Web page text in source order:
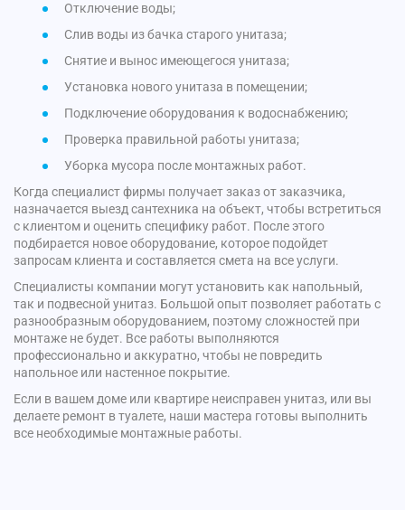
Отключение воды;
Слив воды из бачка старого унитаза;
Снятие и вынос имеющегося унитаза;
Установка нового унитаза в помещении;
Подключение оборудования к водоснабжению;
Проверка правильной работы унитаза;
Уборка мусора после монтажных работ.
Когда специалист фирмы получает заказ от заказчика,
назначается выезд сантехника на объект, чтобы встретиться
с клиентом и оценить специфику работ. После этого
подбирается новое оборудование, которое подойдет
запросам клиента и составляется смета на все услуги.
Специалисты компании могут установить как напольный,
так и подвесной унитаз. Большой опыт позволяет работать с
разнообразным оборудованием, поэтому сложностей при
монтаже не будет. Все работы выполняются
профессионально и аккуратно, чтобы не повредить
напольное или настенное покрытие.
Если в вашем доме или квартире неисправен унитаз, или вы
делаете ремонт в туалете, наши мастера готовы выполнить
все необходимые монтажные работы.